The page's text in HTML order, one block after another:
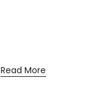
Read More